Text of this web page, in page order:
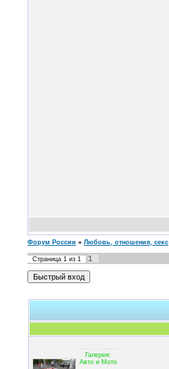
Форум России » Любовь, отношения, секс
Страница 1 из 1 1
Галерея:
Авто и Мото